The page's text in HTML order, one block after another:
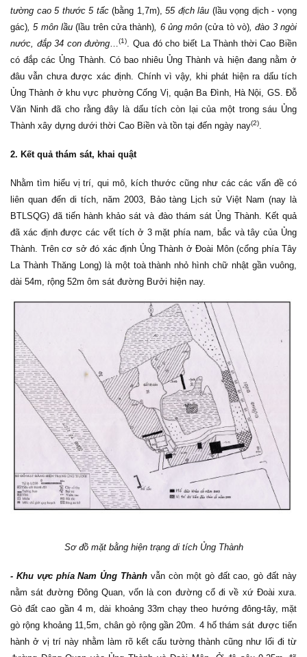
tường cao 5 thước 5 tấc(bằng 1,7m), 55 địch lâu (lầu vọng dịch - vọng
gác), 5 môn lầu(lầu trên cửa thành), 6 ủng môn (cửa tò vò), đào 3 ngòi
nước, đắp 34 con đường…(1). Qua đó cho biết La Thành thời Cao Biền
có đắp các Ủng Thành. Có bao nhiêu Ủng Thành và hiện đang nằm ở
đâu vẫn chưa được xác định. Chính vì vậy, khi phát hiện ra dấu tích
Ủng Thành ở khu vực phường Cống Vị, quận Ba Đình, Hà Nội, GS. Đỗ
Văn Ninh đã cho rằng đây là dấu tích còn lại của một trong sáu Ủng
Thành xây dựng dưới thời Cao Biền và tồn tại đến ngày nay(2).
2. Kết quả thám sát, khai quật
Nhằm tìm hiểu vị trí, qui mô, kích thước cũng như các các vấn đề có
liên quan đến di tích, năm 2003, Bảo tàng Lịch sử Việt Nam (nay là
BTLSQG) đã tiến hành khảo sát và đào thám sát Ủng Thành. Kết quả
đã xác định được các vết tích ở 3 mặt phía nam, bắc và tây của Ủng
Thành. Trên cơ sở đó xác định Ủng Thành ở Đoài Môn (cổng phía Tây
La Thành Thăng Long) là một toà thành nhỏ hình chữ nhật gần vuông,
dài 54m, rộng 52m ôm sát đường Bưởi hiện nay.
Sơ đồ mặt bằng hiện trạng di tích Ủng Thành
- Khu vực phía Nam Ủng Thành vẫn còn một gò đất cao, gò đất này
nằm sát đường Đông Quan, vốn là con đường cổ đi về xứ Đoài xưa.
Gò đất cao gần 4 m, dài khoảng 33m chạy theo hướng đông-tây, mặt
gò rộng khoảng 11,5m, chân gò rộng gần 20m. 4 hố thám sát được tiến
hành ở vị trí này nhằm làm rõ kết cấu tường thành cũng như lối đi từ